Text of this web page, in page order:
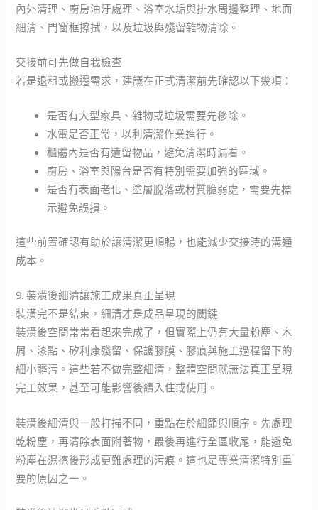
內外清理、廚房油汙處理、浴室水垢與排水周邊整理、地面
細清、門窗框擦拭，以及垃圾與殘留雜物清除。
交接前可先做自我檢查
若是退租或搬遷需求，建議在正式清潔前先確認以下幾項：
是否有大型家具、雜物或垃圾需要先移除。
水電是否正常，以利清潔作業進行。
櫃體內是否有遺留物品，避免清潔時漏看。
廚房、浴室與陽台是否有特別需要加強的區域。
是否有表面老化、塗層脫落或材質脆弱處，需要先標
示避免誤損。
這些前置確認有助於讓清潔更順暢，也能減少交接時的溝通
成本。
9. 裝潢後細清讓施工成果真正呈現
裝潢完不是結束，細清才是成品呈現的關鍵
裝潢後空間常常看起來完成了，但實際上仍有大量粉塵、木
屑、漆點、矽利康殘留、保護膠膜、膠痕與施工過程留下的
細小髒污。這些若不做完整細清，整體空間就無法真正呈現
完工效果，甚至可能影響後續入住或使用。
裝潢後細清與一般打掃不同，重點在於細節與順序。先處理
乾粉塵，再清除表面附著物，最後再進行全區收尾，能避免
粉塵在濕擦後形成更難處理的污痕。這也是專業清潔特別重
要的原因之一。